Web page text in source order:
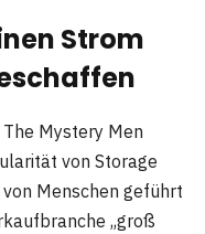
Strom
Mystery Men
von Storage
Menschen geführt
„groß